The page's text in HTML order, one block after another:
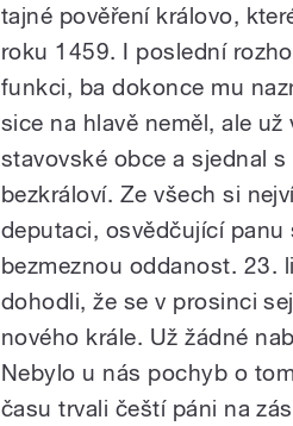
tajné pověření královo,
roku 1459. I poslední
funkci, ba dokonce mu
sice na hlavě neměl, ale
stavovské obce a sjednal
bezkráloví. Ze všech si
deputaci, osvědčující
bezmeznou oddanost. 23.
dohodli, že se v prosinci
nového krále. Už žádné
Nebylo u nás pochyb o
času trvali čeští páni na